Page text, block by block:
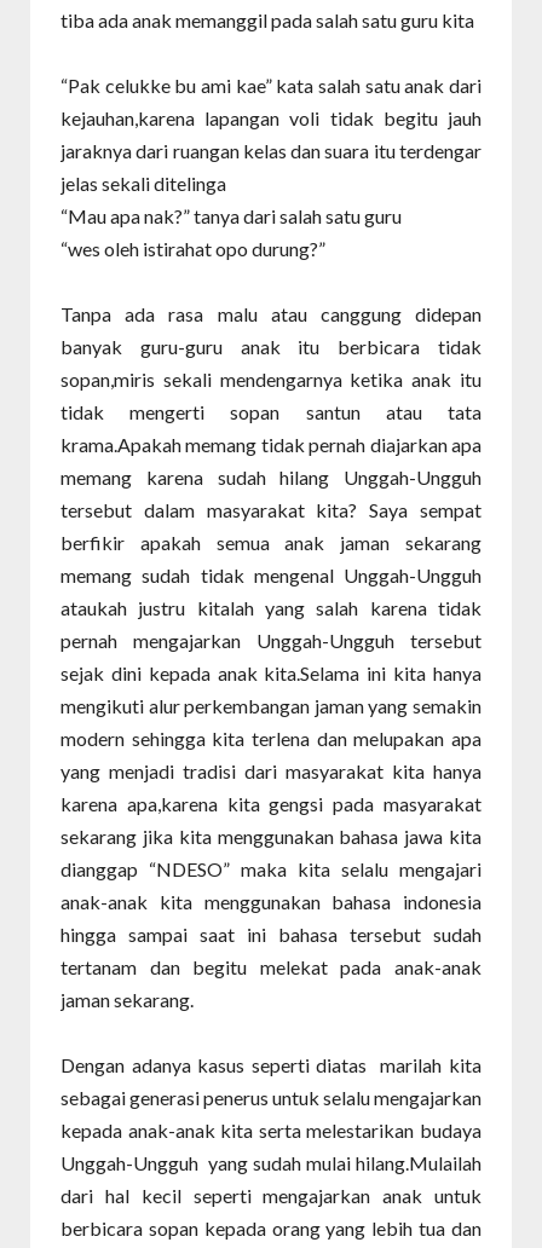
tiba ada anak memanggil pada salah satu guru kita
“Pak celukke bu ami kae” kata salah satu anak dari
kejauhan,karena lapangan voli tidak begitu jauh
jaraknya dari ruangan kelas dan suara itu terdengar
jelas sekali ditelinga
“Mau apa nak?” tanya dari salah satu guru
“wes oleh istirahat opo durung?”
Tanpa ada rasa malu atau canggung didepan
banyak guru-guru anak itu berbicara tidak
sopan,miris sekali mendengarnya ketika anak itu
tidak mengerti sopan santun atau tata
krama.Apakah memang tidak pernah diajarkan apa
memang karena sudah hilang Unggah-Ungguh
tersebut dalam masyarakat kita? Saya sempat
berfikir apakah semua anak jaman sekarang
memang sudah tidak mengenal Unggah-Ungguh
ataukah justru kitalah yang salah karena tidak
pernah mengajarkan Unggah-Ungguh tersebut
sejak dini kepada anak kita.Selama ini kita hanya
mengikuti alur perkembangan jaman yang semakin
modern sehingga kita terlena dan melupakan apa
yang menjadi tradisi dari masyarakat kita hanya
karena apa,karena kita gengsi pada masyarakat
sekarang jika kita menggunakan bahasa jawa kita
dianggap “NDESO” maka kita selalu mengajari
anak-anak kita menggunakan bahasa indonesia
hingga sampai saat ini bahasa tersebut sudah
tertanam dan begitu melekat pada anak-anak
jaman sekarang.
Dengan adanya kasus seperti diatas marilah kita
sebagai generasi penerus untuk selalu mengajarkan
kepada anak-anak kita serta melestarikan budaya
Unggah-Ungguh yang sudah mulai hilang.Mulailah
dari hal kecil seperti mengajarkan anak untuk
berbicara sopan kepada orang yang lebih tua dan